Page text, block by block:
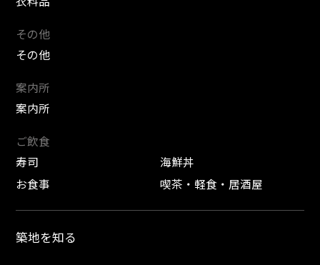
その他
その他
案内所
案内所
ご飲食
寿司
海鮮丼
お食事
喫茶・軽食・居酒屋
築地を知る